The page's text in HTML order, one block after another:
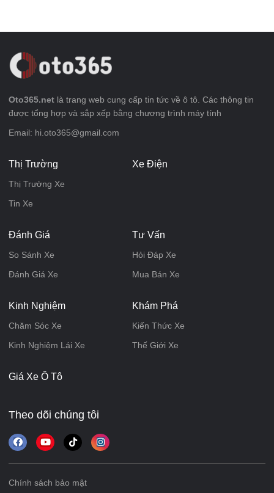
Oto365.net là trang web cung cấp tin tức về ô tô. Các thông tin
được tổng hợp và sắp xếp bằng chương trình máy tính
Email: hi.oto365@gmail.com
Thị Trường
Thị Trường Xe
Tin Xe
Xe Điện
Đánh Giá
So Sánh Xe
Đánh Giá Xe
Tư Vấn
Hỏi Đáp Xe
Mua Bán Xe
Kinh Nghiệm
Chăm Sóc Xe
Kinh Nghiệm Lái Xe
Khám Phá
Kiến Thức Xe
Thế Giới Xe
Giá Xe Ô Tô
Theo dõi chúng tôi
Chính sách bảo mật